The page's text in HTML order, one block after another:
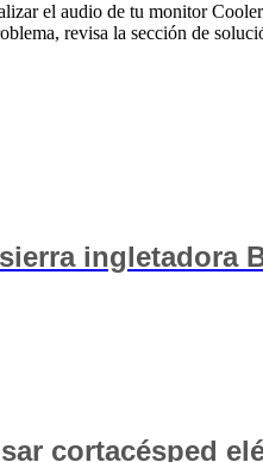
el audio de tu monitor
revisa la sección de
ingletadora
cortacésped